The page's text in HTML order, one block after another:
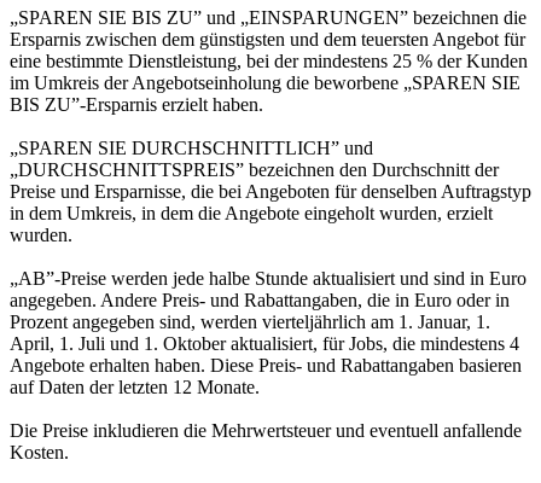
„SPAREN SIE BIS ZU” und „EINSPARUNGEN” bezeichnen die
Ersparnis zwischen dem günstigsten und dem teuersten Angebot für
eine bestimmte Dienstleistung, bei der mindestens 25 % der Kunden
im Umkreis der Angebotseinholung die beworbene „SPAREN SIE
BIS ZU”-Ersparnis erzielt haben.
„SPAREN SIE DURCHSCHNITTLICH” und
„DURCHSCHNITTSPREIS” bezeichnen den Durchschnitt der
Preise und Ersparnisse, die bei Angeboten für denselben Auftragstyp
in dem Umkreis, in dem die Angebote eingeholt wurden, erzielt
wurden.
„AB”-Preise werden jede halbe Stunde aktualisiert und sind in Euro
angegeben. Andere Preis- und Rabattangaben, die in Euro oder in
Prozent angegeben sind, werden vierteljährlich am 1. Januar, 1.
April, 1. Juli und 1. Oktober aktualisiert, für Jobs, die mindestens 4
Angebote erhalten haben. Diese Preis- und Rabattangaben basieren
auf Daten der letzten 12 Monate.
Die Preise inkludieren die Mehrwertsteuer und eventuell anfallende
Kosten.